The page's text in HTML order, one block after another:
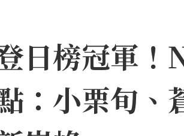
日榜冠軍
：小栗旬、